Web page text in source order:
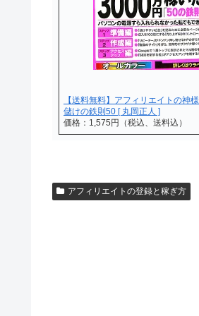
【送料無料】アフィリエイトの神
儲けの鉄則50 [ 丸岡正人 ]
価格：1,575円（税込、送料込）
アフィリエイトの登録と稼ぎ方